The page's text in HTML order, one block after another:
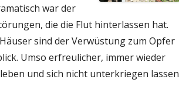
war der
die die Flut hinterlassen hat.
sind der Verwüstung zum Opfer
Umso erfreulicher, immer wieder
und sich nicht unterkriegen lassen